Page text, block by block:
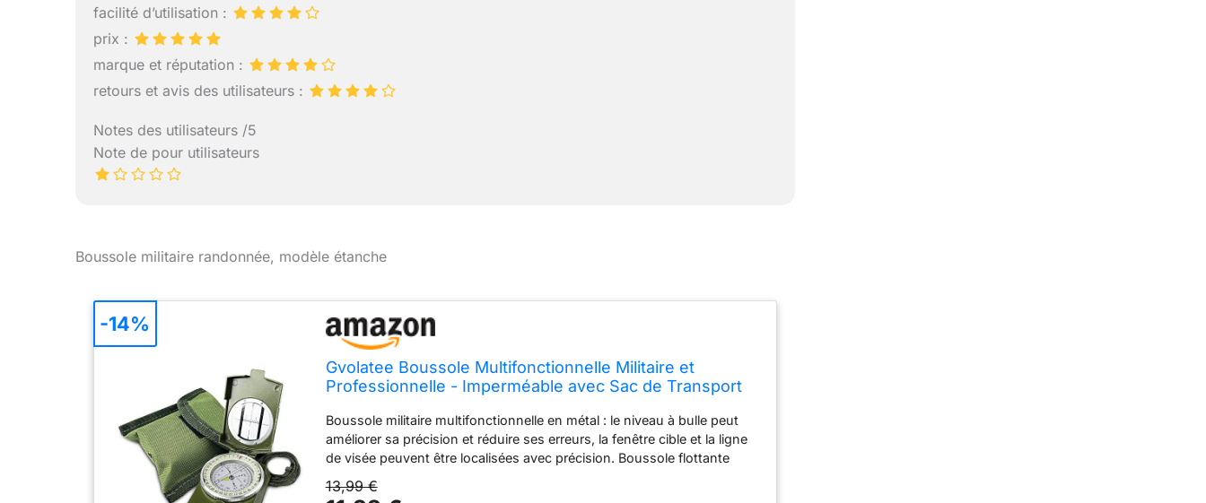
facilité d’utilisation :
prix :
marque et réputation :
retours et avis des utilisateurs :
Notes des utilisateurs /5
Note de pour utilisateurs
Boussole militaire randonnée, modèle étanche
Gvolatee Boussole Multifonctionnelle Militaire et
Professionnelle - Imperméable avec Sac de Transport
Boussole militaire multifonctionnelle en métal : le niveau à bulle peut
améliorer sa précision et réduire ses erreurs, la fenêtre cible et la ligne
de visée peuvent être localisées avec précision. Boussole flottante
avec cadran à 360 degrés et couvercle en métal pliable. Fluorescent,
étanche et résistant aux secousses : après avoir absorbé
13,99 €
-14%